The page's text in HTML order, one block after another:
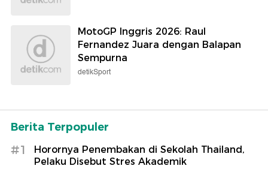
MotoGP Inggris 2026: Raul
Fernandez Juara dengan Balapan
Sempurna
detikSport
Berita Terpopuler
#1
Horornya Penembakan di Sekolah Thailand,
Pelaku Disebut Stres Akademik